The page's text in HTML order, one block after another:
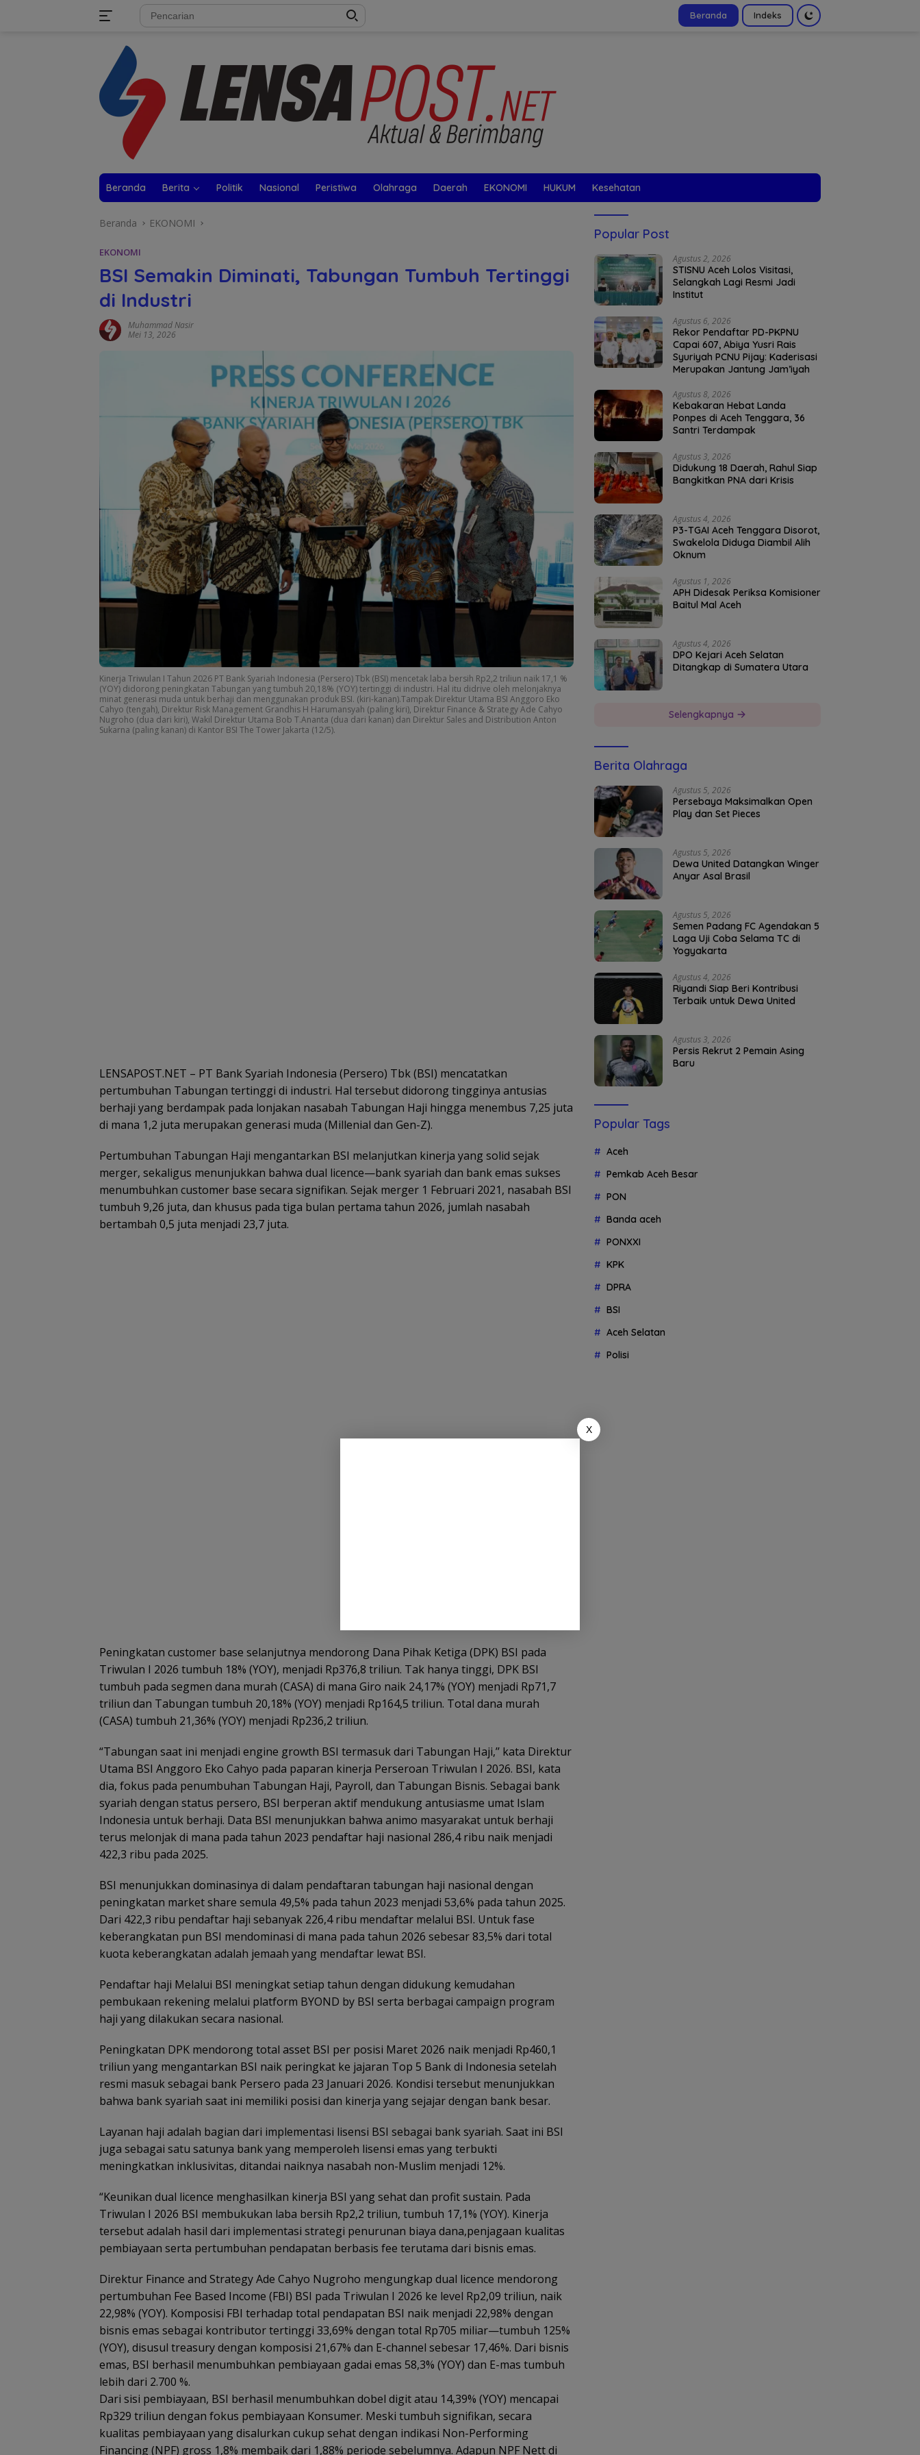
Beranda Indeks
Beranda Berita Politik Nasional Peristiwa Olahraga Daerah EKONOMI HUKUM Kesehatan
Beranda EKONOMI
EKONOMI
BSI Semakin Diminati, Tabungan Tumbuh Tertinggi
di Industri
Muhammad Nasir
Mei 13, 2026
Kinerja Triwulan I Tahun 2026 PT Bank Syariah Indonesia (Persero) Tbk (BSI) mencetak laba bersih Rp2,2 triliun naik 17,1 %
(YOY) didorong peningkatan Tabungan yang tumbuh 20,18% (YOY) tertinggi di industri. Hal itu didrive oleh melonjaknya
minat generasi muda untuk berhaji dan menggunakan produk BSI. (kiri-kanan).Tampak Direktur Utama BSI Anggoro Eko
Cahyo (tengah), Direktur Risk Management Grandhis H Harumansyah (paling kiri), Direktur Finance & Strategy Ade Cahyo
Nugroho (dua dari kiri), Wakil Direktur Utama Bob T.Ananta (dua dari kanan) dan Direktur Sales and Distribution Anton
Sukarna (paling kanan) di Kantor BSI The Tower Jakarta (12/5).
LENSAPOST.NET – PT Bank Syariah Indonesia (Persero) Tbk (BSI) mencatatkan
pertumbuhan Tabungan tertinggi di industri. Hal tersebut didorong tingginya antusias
berhaji yang berdampak pada lonjakan nasabah Tabungan Haji hingga menembus 7,25 juta
di mana 1,2 juta merupakan generasi muda (Millenial dan Gen-Z).
Pertumbuhan Tabungan Haji mengantarkan BSI melanjutkan kinerja yang solid sejak
merger, sekaligus menunjukkan bahwa dual licence—bank syariah dan bank emas sukses
menumbuhkan customer base secara signifikan. Sejak merger 1 Februari 2021, nasabah BSI
tumbuh 9,26 juta, dan khusus pada tiga bulan pertama tahun 2026, jumlah nasabah
bertambah 0,5 juta menjadi 23,7 juta.
Peningkatan customer base selanjutnya mendorong Dana Pihak Ketiga (DPK) BSI pada
Triwulan I 2026 tumbuh 18% (YOY), menjadi Rp376,8 triliun. Tak hanya tinggi, DPK BSI
tumbuh pada segmen dana murah (CASA) di mana Giro naik 24,17% (YOY) menjadi Rp71,7
triliun dan Tabungan tumbuh 20,18% (YOY) menjadi Rp164,5 triliun. Total dana murah
(CASA) tumbuh 21,36% (YOY) menjadi Rp236,2 triliun.
“Tabungan saat ini menjadi engine growth BSI termasuk dari Tabungan Haji,’’ kata Direktur
Utama BSI Anggoro Eko Cahyo pada paparan kinerja Perseroan Triwulan I 2026. BSI, kata
dia, fokus pada penumbuhan Tabungan Haji, Payroll, dan Tabungan Bisnis. Sebagai bank
syariah dengan status persero, BSI berperan aktif mendukung antusiasme umat Islam
Indonesia untuk berhaji. Data BSI menunjukkan bahwa animo masyarakat untuk berhaji
terus melonjak di mana pada tahun 2023 pendaftar haji nasional 286,4 ribu naik menjadi
422,3 ribu pada 2025.
BSI menunjukkan dominasinya di dalam pendaftaran tabungan haji nasional dengan
peningkatan market share semula 49,5% pada tahun 2023 menjadi 53,6% pada tahun 2025.
Dari 422,3 ribu pendaftar haji sebanyak 226,4 ribu mendaftar melalui BSI. Untuk fase
keberangkatan pun BSI mendominasi di mana pada tahun 2026 sebesar 83,5% dari total
kuota keberangkatan adalah jemaah yang mendaftar lewat BSI.
Pendaftar haji Melalui BSI meningkat setiap tahun dengan didukung kemudahan
pembukaan rekening melalui platform BYOND by BSI serta berbagai campaign program
haji yang dilakukan secara nasional.
Peningkatan DPK mendorong total asset BSI per posisi Maret 2026 naik menjadi Rp460,1
triliun yang mengantarkan BSI naik peringkat ke jajaran Top 5 Bank di Indonesia setelah
resmi masuk sebagai bank Persero pada 23 Januari 2026. Kondisi tersebut menunjukkan
bahwa bank syariah saat ini memiliki posisi dan kinerja yang sejajar dengan bank besar.
Layanan haji adalah bagian dari implementasi lisensi BSI sebagai bank syariah. Saat ini BSI
juga sebagai satu satunya bank yang memperoleh lisensi emas yang terbukti
meningkatkan inklusivitas, ditandai naiknya nasabah non-Muslim menjadi 12%.
“Keunikan dual licence menghasilkan kinerja BSI yang sehat dan profit sustain. Pada
Triwulan I 2026 BSI membukukan laba bersih Rp2,2 triliun, tumbuh 17,1% (YOY). Kinerja
tersebut adalah hasil dari implementasi strategi penurunan biaya dana,penjagaan kualitas
pembiayaan serta pertumbuhan pendapatan berbasis fee terutama dari bisnis emas.
Direktur Finance and Strategy Ade Cahyo Nugroho mengungkap dual licence mendorong
pertumbuhan Fee Based Income (FBI) BSI pada Triwulan I 2026 ke level Rp2,09 triliun, naik
22,98% (YOY). Komposisi FBI terhadap total pendapatan BSI naik menjadi 22,98% dengan
bisnis emas sebagai kontributor tertinggi 33,69% dengan total Rp705 miliar—tumbuh 125%
(YOY), disusul treasury dengan komposisi 21,67% dan E-channel sebesar 17,46%. Dari bisnis
emas, BSI berhasil menumbuhkan pembiayaan gadai emas 58,3% (YOY) dan E-mas tumbuh
lebih dari 2.700 %.
Dari sisi pembiayaan, BSI berhasil menumbuhkan dobel digit atau 14,39% (YOY) mencapai
Rp329 triliun dengan fokus pembiayaan Konsumer. Meski tumbuh signifikan, secara
kualitas pembiayaan yang disalurkan cukup sehat dengan indikasi Non-Performing
Financing (NPF) gross 1,8% membaik dari 1,88% periode sebelumnya. Adapun NPF Nett di
Popular Post
Agustus 2, 2026
STISNU Aceh Lolos Visitasi,
Selangkah Lagi Resmi Jadi
Institut
Agustus 6, 2026
Rekor Pendaftar PD-PKPNU
Capai 607, Abiya Yusri Rais
Syuriyah PCNU Pijay: Kaderisasi
Merupakan Jantung Jam’iyah
Agustus 8, 2026
Kebakaran Hebat Landa
Ponpes di Aceh Tenggara, 36
Santri Terdampak
Agustus 3, 2026
Didukung 18 Daerah, Rahul Siap
Bangkitkan PNA dari Krisis
Agustus 4, 2026
P3-TGAI Aceh Tenggara Disorot,
Swakelola Diduga Diambil Alih
Oknum
Agustus 1, 2026
APH Didesak Periksa Komisioner
Baitul Mal Aceh
Agustus 4, 2026
DPO Kejari Aceh Selatan
Ditangkap di Sumatera Utara
Selengkapnya
Berita Olahraga
Agustus 5, 2026
Persebaya Maksimalkan Open
Play dan Set Pieces
Agustus 5, 2026
Dewa United Datangkan Winger
Anyar Asal Brasil
Agustus 5, 2026
Semen Padang FC Agendakan 5
Laga Uji Coba Selama TC di
Yogyakarta
Agustus 4, 2026
Riyandi Siap Beri Kontribusi
Terbaik untuk Dewa United
Agustus 3, 2026
Persis Rekrut 2 Pemain Asing
Baru
Popular Tags
Aceh
Pemkab Aceh Besar
PON
Banda aceh
PONXXI
KPK
DPRA
BSI
Aceh Selatan
Polisi
X